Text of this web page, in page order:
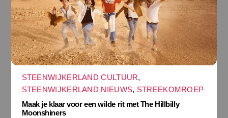
STEENWIJKERLAND CULTUUR,
STEENWIJKERLAND NIEUWS, STREEKOMROEP
Maak je klaar voor een wilde rit met The Hillbilly
Moonshiners